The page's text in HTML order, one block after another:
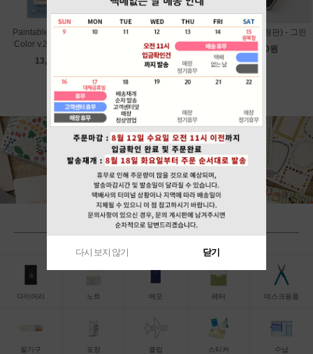
Paintable Stamp Soft
Color v.2 - Calendar
13,800원
Paintable Stamp Soft
Color v.2 - Bread
13,800원
그레인 (B6변형판) - 그린
18,000원
BY CATEGORY
다이어리 노트 메모 레터 데스크용품
필기구 포장 클립 스티커 수납
다시 보지 않기 닫기